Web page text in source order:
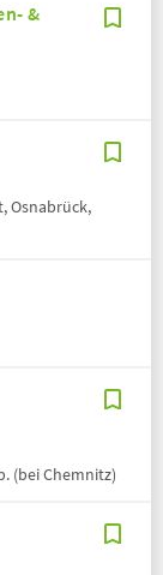
&
Osnabrück,
(bei Chemnitz)